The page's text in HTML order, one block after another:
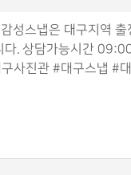
성스냅은 대구지역
다. 상담가능시간
사진관 #대구스냅 #